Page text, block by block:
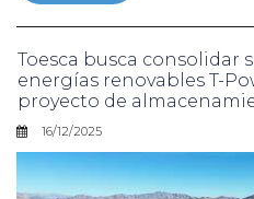
Toesca busca consolidar
energías renovables T-
proyecto de
16/12/2025